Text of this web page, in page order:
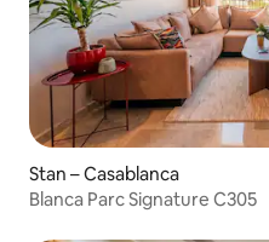
Stan – Casablanca
Blanca Parc Signature C305